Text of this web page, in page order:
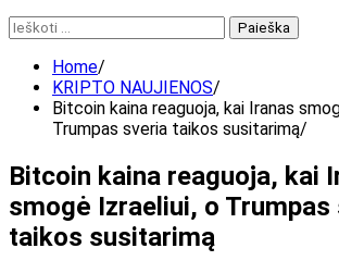
Ieškoti:
Home
KRIPTO NAUJIENOS
Bitcoin kaina reaguoja, kai Iranas
Trumpas sveria taikos susitarimą
Bitcoin kaina reaguoja, kai
smogė Izraeliui, o Trumpas
taikos susitarimą